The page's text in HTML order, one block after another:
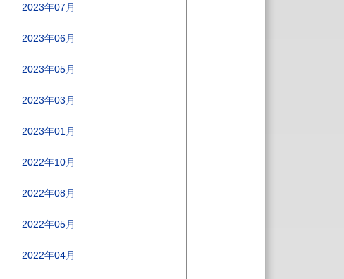
2023年07月
2023年06月
2023年05月
2023年03月
2023年01月
2022年10月
2022年08月
2022年05月
2022年04月